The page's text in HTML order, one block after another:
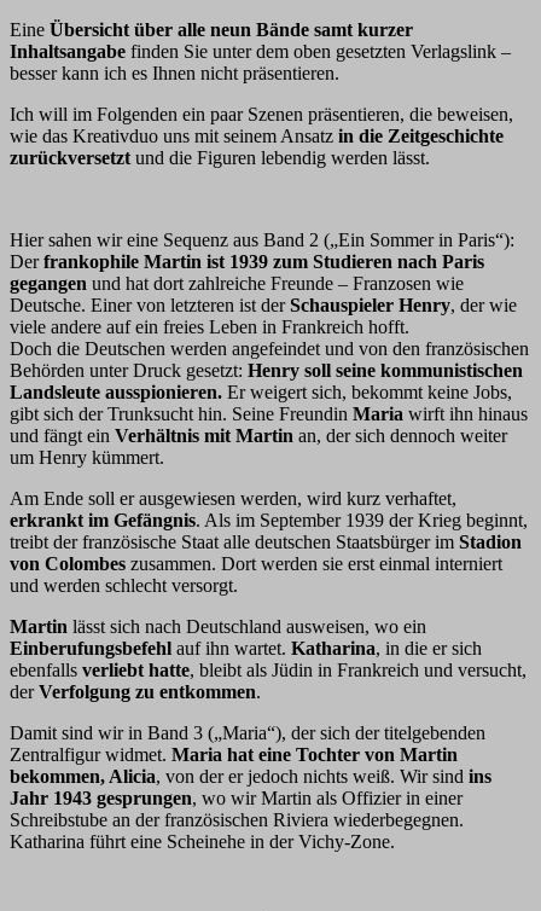
Eine Übersicht über alle neun Bände samt kurzer
Inhaltsangabe finden Sie unter dem oben gesetzten Verlagslink –
besser kann ich es Ihnen nicht präsentieren.
Ich will im Folgenden ein paar Szenen präsentieren, die beweisen,
wie das Kreativduo uns mit seinem Ansatz in die Zeitgeschichte
zurückversetzt und die Figuren lebendig werden lässt.
Hier sahen wir eine Sequenz aus Band 2 („Ein Sommer in Paris“):
Derfrankophile Martin ist 1939 zum Studieren nach Paris
gegangen und hat dort zahlreiche Freunde – Franzosen wie
Deutsche. Einer von letzteren ist derSchauspieler Henry, der wie
viele andere auf ein freies Leben in Frankreich hofft.
Doch die Deutschen werden angefeindet und von den französischen
Behörden unter Druck gesetzt: Henry soll seine kommunistischen
Landsleute ausspionieren. Er weigert sich, bekommt keine Jobs,
gibt sich der Trunksucht hin. Seine Freundin Maria wirft ihn hinaus
und fängt ein Verhältnis mit Martin an, der sich dennoch weiter
um Henry kümmert.
Am Ende soll er ausgewiesen werden, wird kurz verhaftet,
erkrankt im Gefängnis. Als im September 1939 der Krieg beginnt,
treibt der französische Staat alle deutschen Staatsbürger im Stadion
von Colombes zusammen. Dort werden sie erst einmal interniert
und werden schlecht versorgt.
Martin lässt sich nach Deutschland ausweisen, wo ein
Einberufungsbefehl auf ihn wartet. Katharina, in die er sich
ebenfalls verliebt hatte, bleibt als Jüdin in Frankreich und versucht,
derVerfolgung zu entkommen.
Damit sind wir in Band 3 („Maria“), der sich der titelgebenden
Zentralfigur widmet. Maria hat eine Tochter von Martin
bekommen, Alicia, von der er jedoch nichts weiß. Wir sind ins
Jahr 1943 gesprungen, wo wir Martin als Offizier in einer
Schreibstube an der französischen Riviera wiederbegegnen.
Katharina führt eine Scheinehe in der Vichy-Zone.